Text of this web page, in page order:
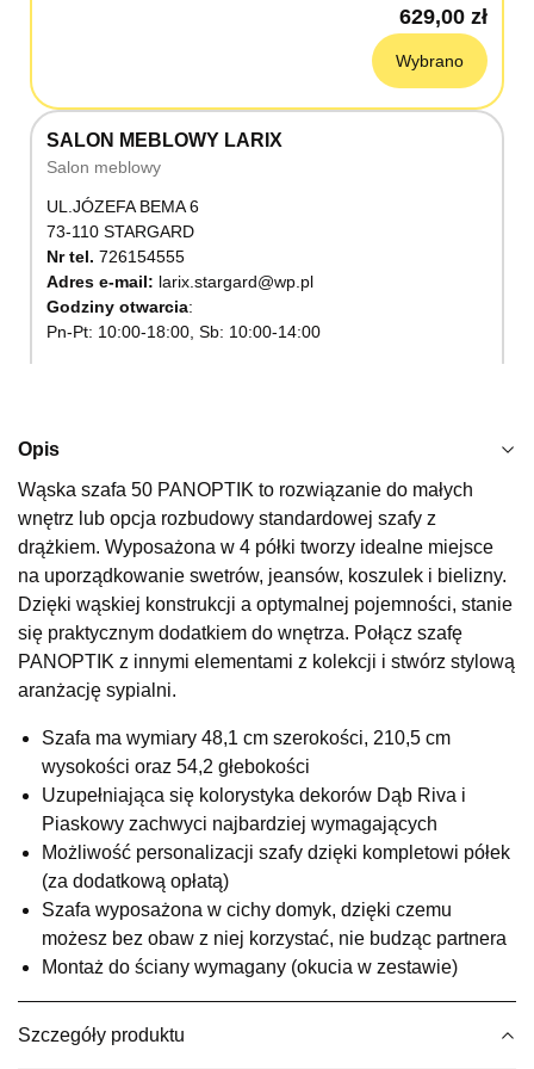
629,00 zł
Wybrano
SALON MEBLOWY LARIX
Salon meblowy
UL.JÓZEFA BEMA 6
73-110 STARGARD
Nr tel. 726154555
Adres e-mail: larix.stargard@wp.pl
Godziny otwarcia
Pn-Pt: 10:00-18:00, Sb: 10:00-14:00
SALON MEBLOWY KUBUŚ
Salon meblowy
UL.RZEMIEŚLNICZA 6
66-470 KOSTRZYN NAD ODRĄ
Nr tel.507103199
Godziny otwarcia
Pn-Pt: 10:00-18:00, Sb: 10:00-14:00
Wybierz
SALON MEBLOWY M JAK MEBLE
Salon meblowy
UL.BASZTOWA 3
76-100 SŁAWNO
Nr tel.502668736
Adres e-mail:pph.catrin@wp.pl
Opis
Wąska szafa 50 PANOPTIK to rozwiązanie do małych
wnętrz lub opcja rozbudowy standardowej szafy z
drążkiem. Wyposażona w 4 półki tworzy idealne miejsce
na uporządkowanie swetrów, jeansów, koszulek i bielizny.
Dzięki wąskiej konstrukcji a optymalnej pojemności, stanie
się praktycznym dodatkiem do wnętrza. Połącz szafę
PANOPTIK z innymi elementami z kolekcji i stwórz stylową
aranżację sypialni.
Szafa ma wymiary 48,1 cm szerokości, 210,5 cm
wysokości oraz 54,2 głebokości
Uzupełniająca się kolorystyka dekorów Dąb Riva i
Piaskowy zachwyci najbardziej wymagających
Możliwość personalizacji szafy dzięki kompletowi półek
(za dodatkową opłatą)
Szafa wyposażona w cichy domyk, dzięki czemu
możesz bez obaw z niej korzystać, nie budząc partnera
Montaż do ściany wymagany (okucia w zestawie)
Szczegóły produktu